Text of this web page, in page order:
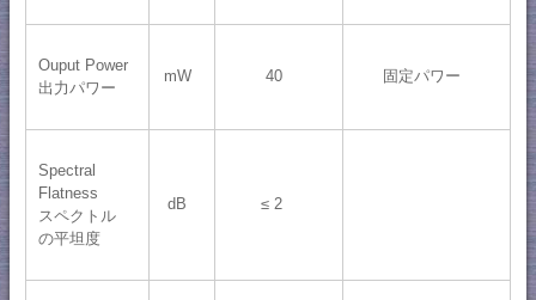
Ouput Power
出力パワー
mW 40 固定パワー
Spectral
Flatness
スペクトル
の平坦度
dB ≤ 2